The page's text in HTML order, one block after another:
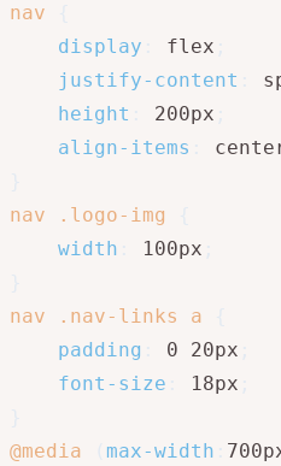
nav
display
flex
justify-content
height
200px
align-items
nav .logo-img
width
100px
nav .nav-links a
padding
0 20px
font-size
18px
@media
max-width